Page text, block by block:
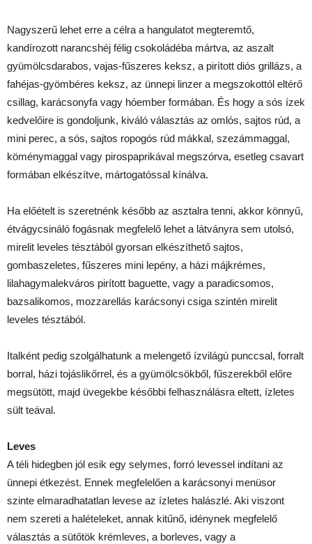
Nagyszerű lehet erre a célra a hangulatot megteremtő,
kandírozott narancshéj félig csokoládéba mártva, az aszalt
gyümölcsdarabos, vajas-fűszeres keksz, a pirított diós grillázs, a
fahéjas-gyömbéres keksz, az ünnepi linzer a megszokottól eltérő
csillag, karácsonyfa vagy hóember formában. És hogy a sós ízek
kedvelőire is gondoljunk, kiváló választás az omlós, sajtos rúd, a
mini perec, a sós, sajtos ropogós rúd mákkal, szezámmaggal,
köménymaggal vagy pirospaprikával megszórva, esetleg csavart
formában elkészítve, mártogatóssal kínálva.
Ha előételt is szeretnénk később az asztalra tenni, akkor könnyű,
étvágycsináló fogásnak megfelelő lehet a látványra sem utolsó,
mirelit leveles tésztából gyorsan elkészíthető sajtos,
gombaszeletes, fűszeres mini lepény, a házi májkrémes,
lilahagymalekváros pirított baguette, vagy a paradicsomos,
bazsalikomos, mozzarellás karácsonyi csiga szintén mirelit
leveles tésztából.
Italként pedig szolgálhatunk a melengető ízvilágú punccsal, forralt
borral, házi tojáslikőrrel, és a gyümölcsökből, fűszerekből előre
megsütött, majd üvegekbe későbbi felhasználásra eltett, ízletes
sült teával.
Leves
A téli hidegben jól esik egy selymes, forró levessel indítani az
ünnepi étkezést. Ennek megfelelően a karácsonyi menüsor
szinte elmaradhatatlan levese az ízletes halászlé. Aki viszont
nem szereti a halételeket, annak kitűnő, idénynek megfelelő
választás a sütőtök krémleves, a borleves, vagy a